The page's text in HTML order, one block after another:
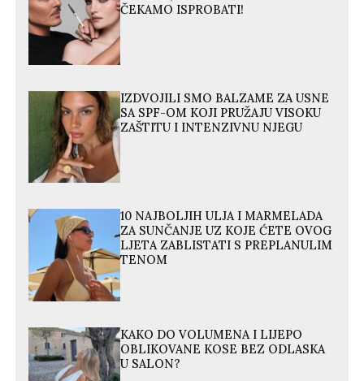
ČEKAMO ISPROBATI!
IZDVOJILI SMO BALZAME ZA USNE
SA SPF-OM KOJI PRUŽAJU VISOKU
ZAŠTITU I INTENZIVNU NJEGU
10 NAJBOLJIH ULJA I MARMELADA
ZA SUNČANJE UZ KOJE ĆETE OVOG
LJETA ZABLISTATI S PREPLANULIM
TENOM
KAKO DO VOLUMENA I LIJEPO
OBLIKOVANE KOSE BEZ ODLASKA
U SALON?